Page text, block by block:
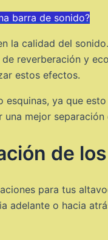
barra de sonido?
la calidad del
reverberación y
estos efectos.
ya que
mejor
de
para tus
adelante o hacia